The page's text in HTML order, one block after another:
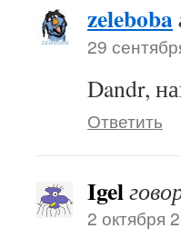
zeleboba
29
Dandr,
Ответить
Igel
2 октября